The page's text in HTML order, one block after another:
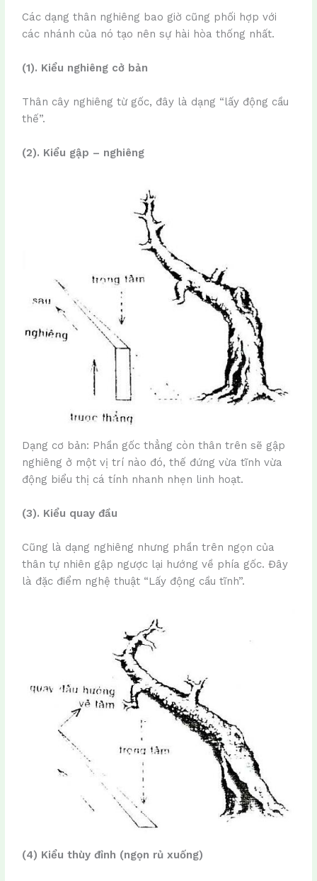
Các dạng thân nghiêng bao giờ cũng phối hợp với
các nhánh của nó tạo nên sự hài hòa thống nhất.
(1). Kiểu nghiêng cở bản
Thân cây nghiêng từ gốc, đây là dạng “lấy động cầu
thế”.
(2). Kiểu gập – nghiêng
Dạng cơ bản: Phần gốc thẳng còn thân trên sẽ gập
nghiêng ở một vị trí nào đó, thế đứng vừa tĩnh vừa
động biểu thị cá tính nhanh nhẹn linh hoạt.
(3). Kiểu quay đầu
Cũng là dạng nghiêng nhưng phần trên ngọn của
thân tự nhiên gập ngược lại hướng về phía gốc. Đây
là đặc điểm nghệ thuật “Lấy động cầu tĩnh”.
(4) Kiểu thùy đỉnh (ngọn rủ xuống)